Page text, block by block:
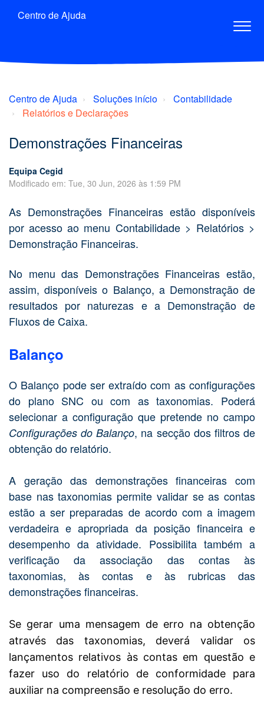
Centro de Ajuda
Centro de Ajuda Soluções início
Contabilidade
Relatórios e Declarações
Demonstrações Financeiras
Equipa Cegid
Modificado em: Tue, 30 Jun, 2026 às 1:59 PM
As Demonstrações Financeiras estão disponíveis
por acesso ao menu Contabilidade > Relatórios >
Demonstração Financeiras.
No menu das Demonstrações Financeiras estão,
assim, disponíveis o Balanço, a Demonstração de
resultados por naturezas e a Demonstração de
Fluxos de Caixa.
Balanço
O Balanço pode ser extraído com as configurações
do plano SNC ou com as taxonomias. Poderá
selecionar a configuração que pretende no campo
Configurações do Balanço, na secção dos filtros de
obtenção do relatório.
A geração das demonstrações financeiras com
base nas taxonomias permite validar se as contas
estão a ser preparadas de acordo com a imagem
verdadeira e apropriada da posição financeira e
desempenho da atividade. Possibilita também a
verificação da associação das contas às
taxonomias, às contas e às rubricas das
demonstrações financeiras.
Se gerar uma mensagem de erro na obtenção
através das taxonomias, deverá validar os
lançamentos relativos às contas em questão e
fazer uso do relatório de conformidade para
auxiliar na compreensão e resolução do erro.